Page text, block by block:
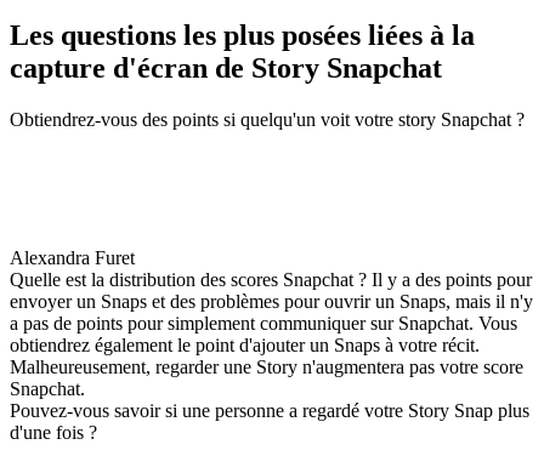
Les questions les plus posées liées à la
capture d'écran de Story Snapchat
Obtiendrez-vous des points si quelqu'un voit votre story Snapchat ?
Alexandra Furet
Quelle est la distribution des scores Snapchat ? Il y a des points pour
envoyer un Snaps et des problèmes pour ouvrir un Snaps, mais il n'y
a pas de points pour simplement communiquer sur Snapchat. Vous
obtiendrez également le point d'ajouter un Snaps à votre récit.
Malheureusement, regarder une Story n'augmentera pas votre score
Snapchat.
Pouvez-vous savoir si une personne a regardé votre Story Snap plus
d'une fois ?